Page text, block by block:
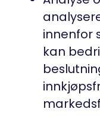
innenfor
kan